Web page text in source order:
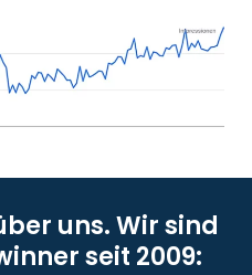
uns. Wir sind
seit 2009: